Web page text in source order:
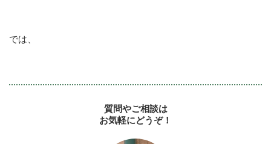
では、
質問やご相談は
お気軽にどうぞ！